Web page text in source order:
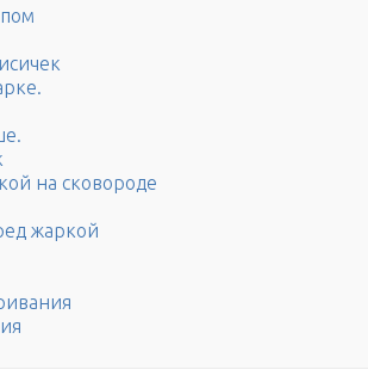
на сковороде
жаркой